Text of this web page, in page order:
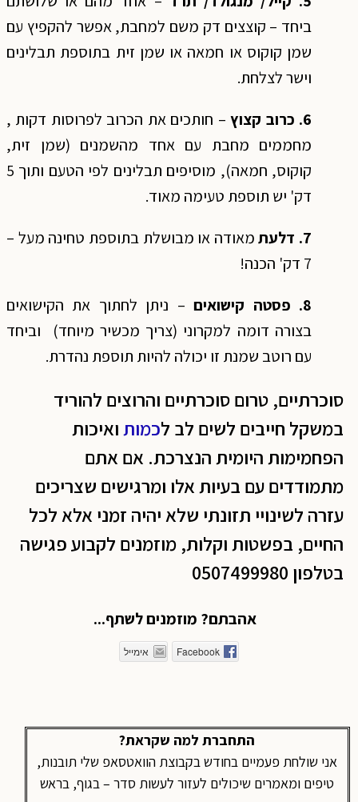
ביחד – קוצצים דק משם למחבת, אפשר להקפיץ עם
שמן קוקוס או חמאה או שמן זית בתוספת תבלינים
וישר לצלחת.
6. כרוב קצוץ
– חותכים את הכרוב לפרוסות דקות ,
מחממים מחבת עם אחד מהשמנים (שמן זית,
קוקוס, חמאה), מוסיפים תבלינים לפי הטעם ותוך 5
דק' יש תוספת טעימה מאוד.
7. דלעת
מאודה או מבושלת בתוספת טחינה מעל –
7 דק' הכנה!
8. פסטה קישואים
– ניתן לחתוך את הקישואים
בצורה דומה למקרוני (צריך מכשיר מיוחד) וביחד
עם רוטב שמנת זו יכולה להיות תוספת נהדרת.
סוכרתיים, טרום סוכרתיים והרוצים להוריד
במשקל חייבים לשים לב לכמותואיכות
הפחמימות היומית הנצרכת. אם אתם
מתמודדים עם בעיות אלו ומרגישים שצריכים
עזרה לשינויי תזונתי שלא יהיה זמני אלא לכל
החיים, בפשטות וקלות, מוזמנים לקבוע פגישה
בטלפון 0507499980
אהבתם? מוזמנים לשתף...
Facebook אימייל
התחברת למה שקראת?
אני שולחת פעמיים בחודש בקבוצת הוואטסאפ שלי תובנות,
טיפים ומאמרים שיכולים לעזור לעשות סדר – בגוף, בראש